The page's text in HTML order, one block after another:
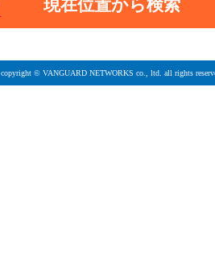
copyright © VANGUARD NETWORKS co., ltd. all rights